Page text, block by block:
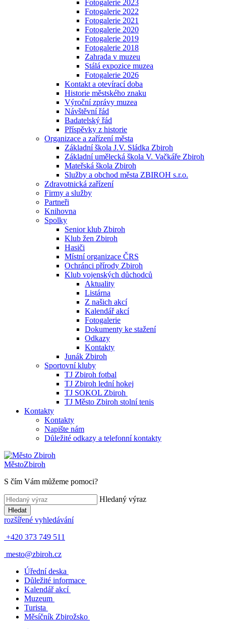
Fotogalerie 2023
Fotogalerie 2022
Fotogalerie 2021
Fotogalerie 2020
Fotogalerie 2019
Fotogalerie 2018
Zahrada v muzeu
Stálá expozice muzea
Fotogalerie 2026
Kontakt a otevírací doba
Historie městského znaku
Výroční zprávy muzea
Návštěvní řád
Badatelský řád
Příspěvky z historie
Organizace a zařízení města
Základní škola J.V. Sládka Zbiroh
Základní umělecká škola V. Vačkáře Zbiroh
Mateřská škola Zbiroh
Služby a obchod města ZBIROH s.r.o.
Zdravotnická zařízení
Firmy a služby
Partneři
Knihovna
Spolky
Senior klub Zbiroh
Klub žen Zbiroh
Hasiči
Místní organizace ČRS
Ochránci přírody Zbiroh
Klub vojenských důchodců
Aktuality
Listárna
Z našich akcí
Kalendář akcí
Fotogalerie
Dokumenty ke stažení
Odkazy
Kontakty
Junák Zbiroh
Sportovní kluby
TJ Zbiroh fotbal
TJ Zbiroh lední hokej
TJ SOKOL Zbiroh
TJ Město Zbiroh stolní tenis
Kontakty
Kontakty
Napište nám
Důležité odkazy a telefonní kontakty
MěstoZbiroh
S čím Vám můžeme pomoci?
Hledaný výraz
Hledat
rozšířené vyhledávání
+420 373 749 511
mesto@zbiroh.cz
Úřední deska
Důležité informace
Kalendář akcí
Muzeum
Turista
Měsíčník Zbirožsko